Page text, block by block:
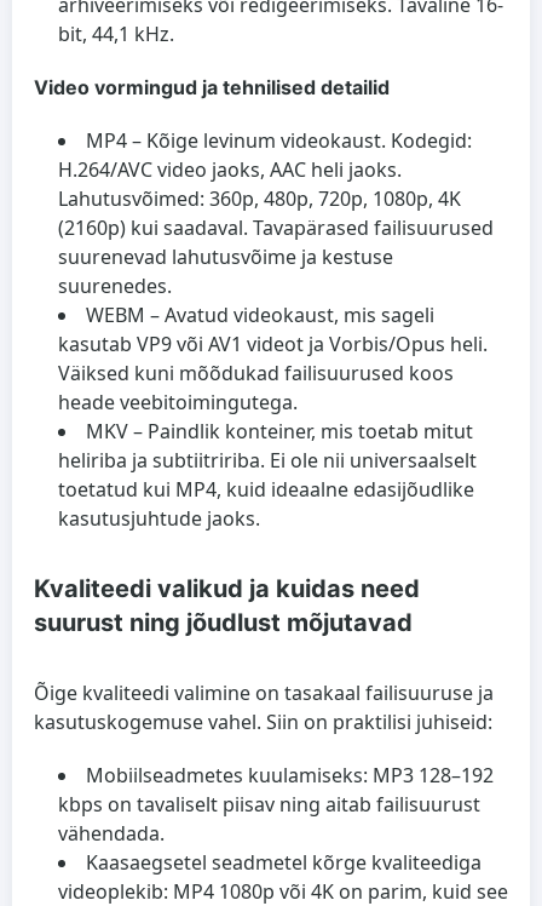
bit, 44,1 kHz.
Video vormingud ja tehnilised detailid
MP4– Kõige levinum videokaust. Kodegid:
H.264/AVC video jaoks, AAC heli jaoks.
Lahutusvõimed: 360p, 480p, 720p, 1080p, 4K
(2160p) kui saadaval. Tavapärased failisuurused
suurenevad lahutusvõime ja kestuse
suurenedes.
WEBM – Avatud videokaust, mis sageli
kasutab VP9 või AV1 videot ja Vorbis/Opus heli.
Väiksed kuni mõõdukad failisuurused koos
heade veebitoimingutega.
MKV– Paindlik konteiner, mis toetab mitut
heliriba ja subtiitririba. Ei ole nii universaalselt
toetatud kui MP4, kuid ideaalne edasijõudlike
kasutusjuhtude jaoks.
Kvaliteedi valikud ja kuidas need
suurust ning jõudlust mõjutavad
Õige kvaliteedi valimine on tasakaal failisuuruse ja
kasutuskogemuse vahel. Siin on praktilisi juhiseid:
Mobiilseadmetes kuulamiseks: MP3 128–192
kbps on tavaliselt piisav ning aitab failisuurust
vähendada.
Kaasaegsetel seadmetel kõrge kvaliteediga
videoplekib: MP4 1080p või 4K on parim, kuid see